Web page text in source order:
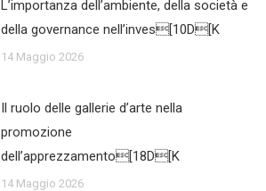
L’importanza dell’ambiente, della società e
della governance nell’inves[10D[K
14 Maggio 2026
Il ruolo delle gallerie d’arte nella
promozione
dell’apprezzamento[18D[K
14 Maggio 2026